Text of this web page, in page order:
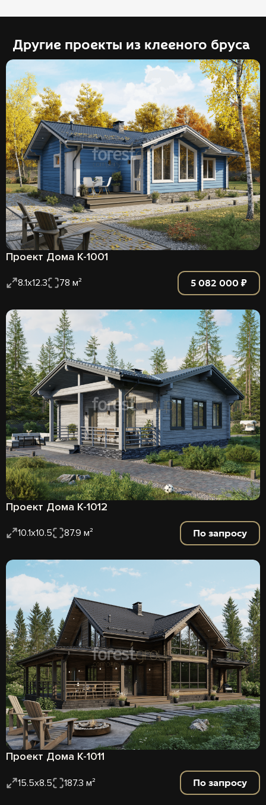
Другие проекты из клееного бруса
Проект Дома К-1001
8.1х12.3 78 м² 5 082 000 ₽
Проект Дома К-1012
10.1x10.5 87.9 м² По запросу
Проект Дома К-1011
15.5x8.5 187.3 м² По запросу